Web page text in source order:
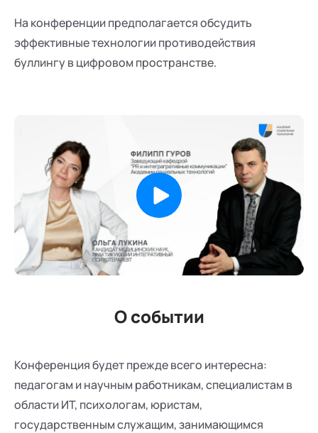
На конференции предполагается обсудить
эффективные технологии противодействия
буллингу в цифровом пространстве.
О событии
Конференция будет прежде всего интересна:
педагогам и научным работникам, специалистам в
области ИТ, психологам, юристам,
государственным служащим, занимающимся